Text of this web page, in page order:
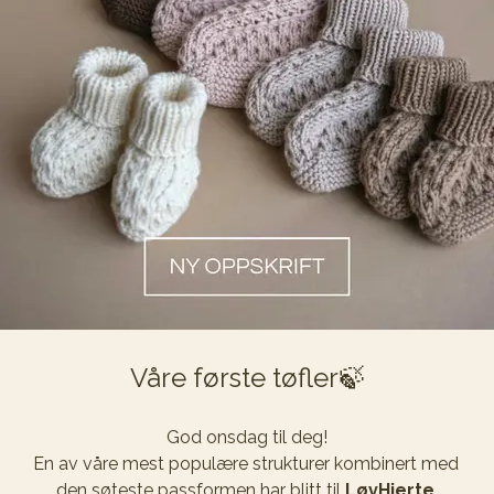
Våre første tøfler🍃
God onsdag til deg!
En av våre mest populære strukturer kombinert med